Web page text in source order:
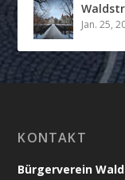
Jan. 25,
KONTAKT
Bürgerverein